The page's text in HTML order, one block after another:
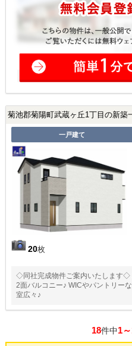
菊池郡菊陽町武蔵ヶ丘1丁目の新築
一戸建て
20枚
◇同社完成物件ご案内いたします◇
2面バルコニー♪ WICやパントリー
室広々♪
18件中1